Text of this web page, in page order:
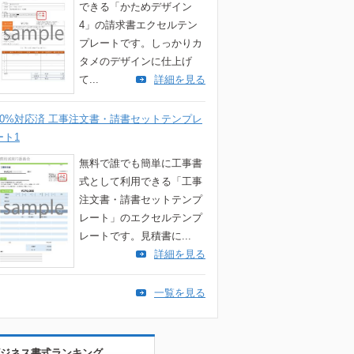
できる「かためデザイン
4」の請求書エクセルテン
プレートです。しっかりカ
タメのデザインに仕上げ
て...
詳細を見る
対応済 工事注文書・請書セットテンプレ
ト1
無料で誰でも簡単に工事書
式として利用できる「工事
注文書・請書セットテンプ
レート」のエクセルテンプ
レートです。見積書に...
詳細を見る
一覧を見る